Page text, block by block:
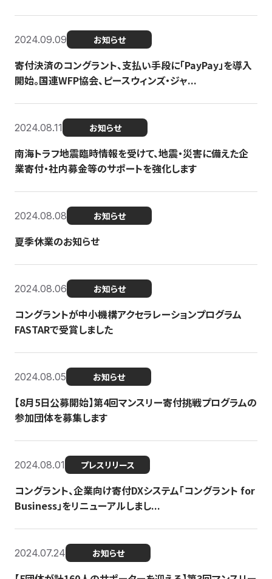
2024.09.09 お知らせ
寄付決済のコングラント、支払い手段に「PayPay」を導入
開始。国連WFP協会、ピースウィンズ・ジャ...
2024.08.11 お知らせ
南海トラフ地震臨時情報を受けて、地震・災害に備えた企
業寄付・社内募金等のサポートを強化します
2024.08.08 お知らせ
夏季休業のお知らせ
2024.08.06 お知らせ
コングラントが中小機構アクセラレーションプログラム
FASTARで受賞しました
2024.08.05 お知らせ
【8月5日公募開始】第4回マンスリー寄付挑戦プログラムの
参加団体を募集します
2024.08.01 プレスリリース
コングラント、企業向け寄付DXシステム「コングラント for
Business」をリニューアルしまし...
2024.07.24 お知らせ